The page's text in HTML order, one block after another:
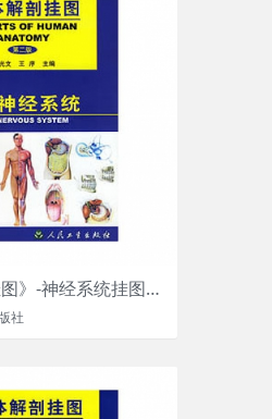
《人体解剖挂图》-神经系统挂图（45张）
社